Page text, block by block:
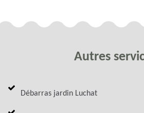
Autres
Débarras jardin Luchat